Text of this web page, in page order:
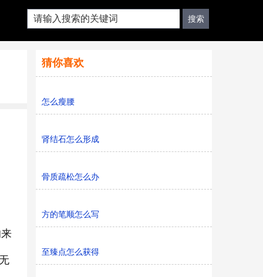
猜你喜欢
怎么瘦腰
肾结石怎么形成
骨质疏松怎么办
方的笔顺怎么写
至臻点怎么获得